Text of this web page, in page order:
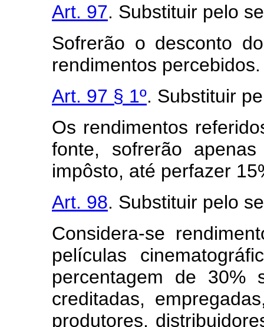
Art. 97. Substituir pelo
Sofrerão o desconto
rendimentos percebidos.
Art. 97 § 1º. Substituir
Os rendimentos
fonte, sofrerão
impôsto, até perfazer
Art. 98. Substituir pelo
Considera-se
películas
percentagem de 30%
creditadas,
produtores,